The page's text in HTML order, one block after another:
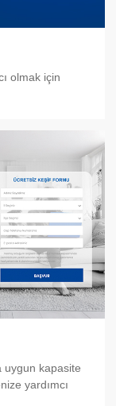
olmak için
uygun kapasite
yardımcı